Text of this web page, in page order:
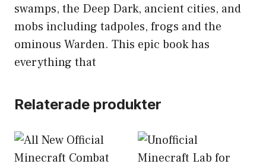
swamps, the Deep Dark, ancient cities, and
mobs including tadpoles, frogs and the
ominous Warden. This epic book has
everything that
Relaterade produkter